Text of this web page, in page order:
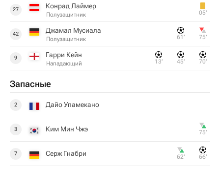
27 Конрад Лаймер
Полузащитник 05‎’‎
42 Джамал Мусиала
Полузащитник 61‎’‎ 75‎’‎
9 Гарри Кейн
Нападающий 13‎’‎ 45‎’‎ 70‎’‎
Запасные
2 Дайо Упамекано
3 Ким Мин Чжэ 75‎’‎
7 Серж Гнабри 62‎’‎ 66‎’‎